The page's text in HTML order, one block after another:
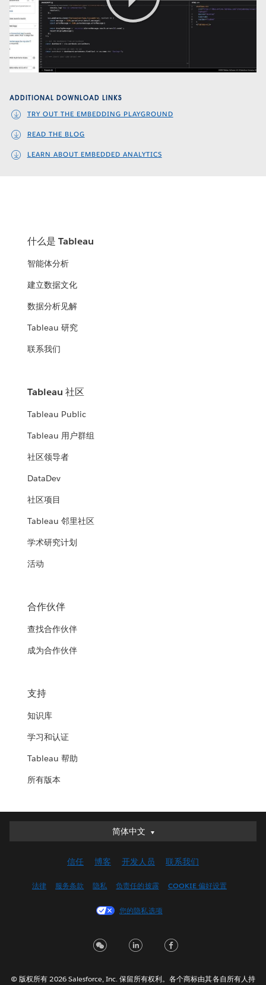
Play
Video
ADDITIONAL DOWNLOAD LINKS
TRY OUT THE EMBEDDING PLAYGROUND
READ THE BLOG
LEARN ABOUT EMBEDDED ANALYTICS
什么是 Tableau
智能体分析
建立数据文化
数据分析见解
Tableau 研究
联系我们
Tableau 社区
Tableau Public
Tableau 用户群组
社区领导者
DataDev
社区项目
Tableau 邻里社区
学术研究计划
活动
合作伙伴
查找合作伙伴
成为合作伙伴
支持
知识库
学习和认证
Tableau 帮助
所有版本
简体中文
简体中文
English (UK)
Français (Canada)
Italiano
한국어
信任 博客 开发人员 联系我们
法律 服务条款 隐私 负责任的披露 COOKIE 偏好设置
您的隐私选项
© 版权所有 2026 Salesforce, Inc. 保留所有权利。各个商标由其各自所有人持